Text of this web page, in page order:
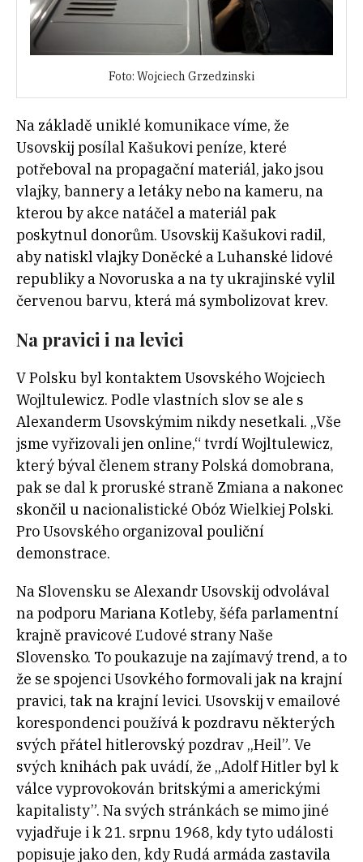
Foto: Wojciech Grzedzinski
Na základě uniklé komunikace víme, že
Usovskij posílal Kašukovi peníze, které
potřeboval na propagační materiál, jako jsou
vlajky, bannery a letáky nebo na kameru, na
kterou by akce natáčel a materiál pak
poskytnul donorům. Usovskij Kašukovi radil,
aby natiskl vlajky Doněcké a Luhanské lidové
republiky a Novoruska a na ty ukrajinské vylil
červenou barvu, která má symbolizovat krev.
Na pravici i na levici
V Polsku byl kontaktem Usovského Wojciech
Wojltulewicz. Podle vlastních slov se ale s
Alexanderm Usovskýmim nikdy nesetkali. „Vše
jsme vyřizovali jen online,“ tvrdí Wojltulewicz,
který býval členem strany Polská domobrana,
pak se dal k proruské straně Zmiana a nakonec
skončil u nacionalistické Obóz Wielkiej Polski.
Pro Usovského organizoval pouliční
demonstrace.
Na Slovensku se Alexandr Usovskij odvolával
na podporu Mariana Kotleby, šéfa parlamentní
krajně pravicové Ľudové strany Naše
Slovensko. To poukazuje na zajímavý trend, a to
že se spojenci Usovkého formovali jak na krajní
pravici, tak na krajní levici. Usovskij v emailové
korespondenci používá k pozdravu některých
svých přátel hitlerovský pozdrav „Heil”. Ve
svých knihách pak uvádí, že „Adolf Hitler byl k
válce vyprovokován britskými a americkými
kapitalisty”. Na svých stránkách se mimo jiné
vyjadřuje i k 21. srpnu 1968, kdy tyto události
popisuje jako den, kdy Rudá armáda zastavila